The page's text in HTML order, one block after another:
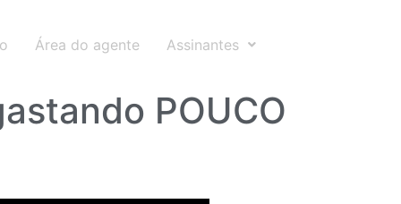
Área do agente Assinantes
POUCO